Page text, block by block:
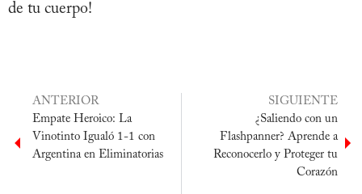
de tu cuerpo!
ANTERIOR
Empate Heroico: La
Vinotinto Igualó 1-1 con
Argentina en Eliminatorias
SIGUIENTE
¿Saliendo con un
Flashpanner? Aprende a
Reconocerlo y Proteger tu
Corazón